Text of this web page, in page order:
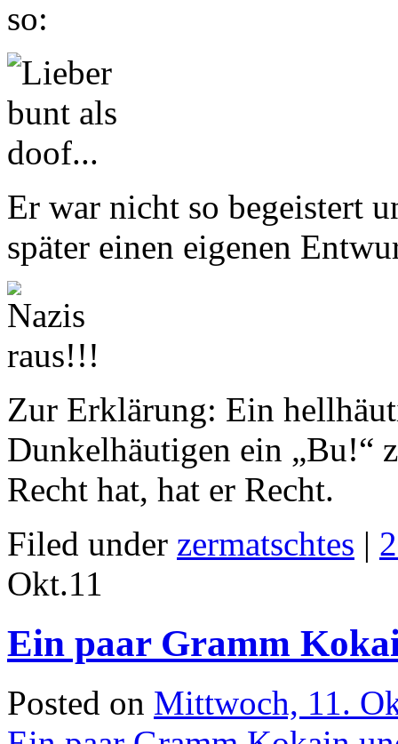
so:
Er war nicht so begeistert
später einen eigenen
Zur Erklärung: Ein
Dunkelhäutigen ein „Bu!“
Recht hat, hat er Recht.
Filed under zermatschtes |
Okt.11
Ein paar Gramm
Posted on Mittwoch, 11.